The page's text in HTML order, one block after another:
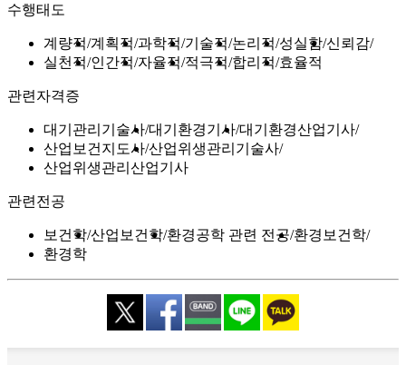
수행태도
계량적 계획적 과학적 기술적 논리적 성실함 신뢰감
실천적 인간적 자율적 적극적 합리적 효율적
관련자격증
대기관리기술사 대기환경기사 대기환경산업기사
산업보건지도사 산업위생관리기술사
산업위생관리산업기사
관련전공
보건학 산업보건학 환경공학 관련 전공 환경보건학
환경학